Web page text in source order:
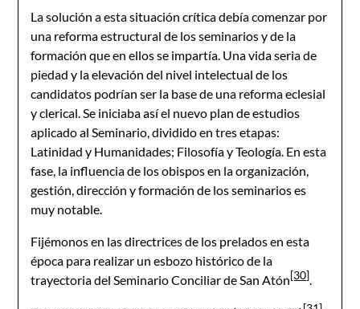
La solución a esta situación crítica debía comenzar por
una reforma estructural de los seminarios y de la
formación que en ellos se impartía. Una vida seria de
piedad y la elevación del nivel intelectual de los
candidatos podrían ser la base de una reforma eclesial
y clerical. Se iniciaba así el nuevo plan de estudios
aplicado al Seminario, dividido en tres etapas:
Latinidad y Humanidades; Filosofía y Teología. En esta
fase, la influencia de los obispos en la organización,
gestión, dirección y formación de los seminarios es
muy notable.
Fijémonos en las directrices de los prelados en esta
época para realizar un esbozo histórico de la
trayectoria del Seminario Conciliar de San Atón[30].